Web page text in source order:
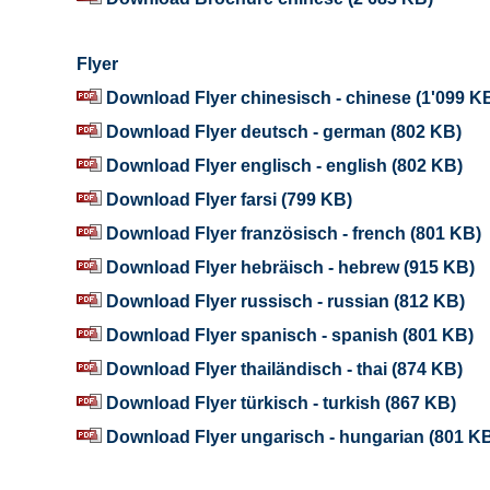
Flyer
Download Flyer chinesisch - chinese (1'099
Download Flyer deutsch - german (802 KB)
Download Flyer englisch - english (802 KB)
Download Flyer farsi (799 KB)
Download Flyer französisch - french (801 KB)
Download Flyer hebräisch - hebrew (915 KB)
Download Flyer russisch - russian (812 KB)
Download Flyer spanisch - spanish (801 KB)
Download Flyer thailändisch - thai (874 KB)
Download Flyer türkisch - turkish (867 KB)
Download Flyer ungarisch - hungarian (801